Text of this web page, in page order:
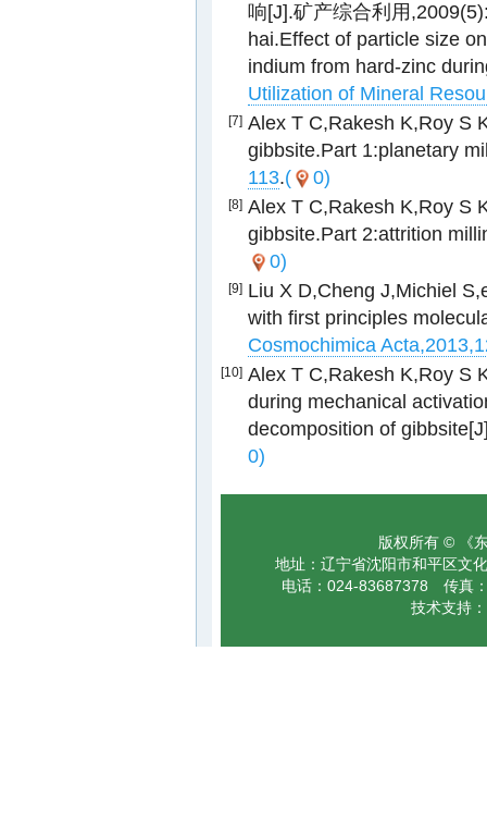
响[J].矿产综合利用
hai.Effect of particle size
indium from hard-zinc
Utilization of Mineral
[7] Alex T C,Rakesh K,Roy S
gibbsite.Part 1:planetary
113.( 0)
[8] Alex T C,Rakesh K,Roy S
gibbsite.Part 2:attrition
0)
[9] Liu X D,Cheng J,Michiel
with first principles
Cosmochimica
[10] Alex T C,Rakesh K,Roy S
during mechanical
decomposition of
0)